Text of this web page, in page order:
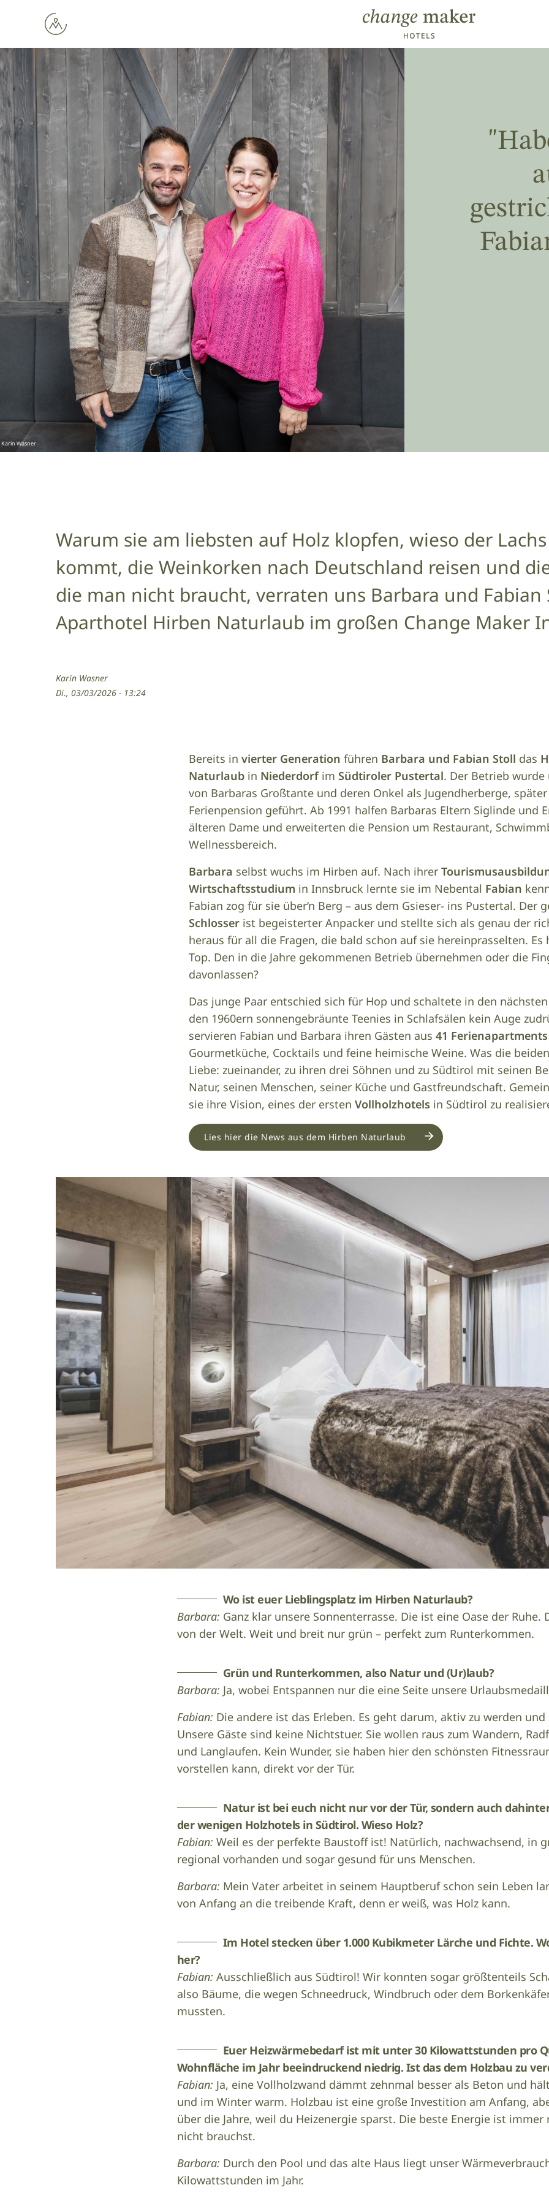
Direkt zum Inhalt
Wasner
Warum sie am liebsten auf Holz klopfen, wieso der
kommt, die Weinkorken nach Deutschland reisen und
die man nicht braucht, verraten uns Barbara und Fabian
Aparthotel Hirben Naturlaub im großen Change Maker
Karin Wasner
Di., 03/03/2026 - 13:24
Bereits in vierter Generation führen Barbara und Fabian Stoll das
Naturlaub in Niederdorfim Südtiroler Pustertal. Der Betrieb
von Barbaras Großtante und deren Onkel als Jugendherberge,
Ferienpension geführt. Ab 1991 halfen Barbaras Eltern Siglinde und
älteren Dame und erweiterten die Pension um Restaurant,
Wellnessbereich.
Barbara selbst wuchs im Hirben auf. Nach ihrer
Wirtschaftsstudium in Innsbruck lernte sie im Nebental Fabian
Fabian zog für sie über‘n Berg – aus dem Gsieser- ins Pustertal. Der
Schlosser ist begeisterter Anpacker und stellte sich als genau der
heraus für all die Fragen, die bald schon auf sie hereinprasselten. Es
Top. Den in die Jahre gekommenen Betrieb übernehmen oder die
davonlassen?
Das junge Paar entschied sich für Hop und schaltete in den
den 1960ern sonnengebräunte Teenies in Schlafsälen kein Auge
servieren Fabian und Barbara ihren Gästen aus 41 Ferienapartments
Gourmetküche, Cocktails und feine heimische Weine. Was die
Liebe: zueinander, zu ihren drei Söhnen und zu Südtirol mit seinen
Natur, seinen Menschen, seiner Küche und Gastfreundschaft.
sie ihre Vision, eines der ersten Vollholzhotels in Südtirol zu
Lies hier die News aus dem Hirben Naturlaub
Wo ist euer Lieblingsplatz im Hirben Naturlaub?
Barbara: Ganz klar unsere Sonnenterrasse. Die ist eine Oase der Ruhe.
von der Welt. Weit und breit nur grün – perfekt zum Runterkommen.
Grün und Runterkommen, also Natur und (Ur)laub?
Barbara: Ja, wobei Entspannen nur die eine Seite unsere
Fabian: Die andere ist das Erleben. Es geht darum, aktiv zu werden
Unsere Gäste sind keine Nichtstuer. Sie wollen raus zum Wandern,
und Langlaufen. Kein Wunder, sie haben hier den schönsten
vorstellen kann, direkt vor der Tür.
Natur ist bei euch nicht nur vor der Tür, sondern auch
der wenigen Holzhotels in Südtirol. Wieso Holz?
Fabian: Weil es der perfekte Baustoff ist! Natürlich, nachwachsend, in
regional vorhanden und sogar gesund für uns Menschen.
Barbara: Mein Vater arbeitet in seinem Hauptberuf schon sein Leben
von Anfang an die treibende Kraft, denn er weiß, was Holz kann.
Im Hotel stecken über 1.000 Kubikmeter Lärche und Fichte.
her?
Fabian: Ausschließlich aus Südtirol! Wir konnten sogar größtenteils
also Bäume, die wegen Schneedruck, Windbruch oder dem
mussten.
Euer Heizwärmebedarf ist mit unter 30 Kilowattstunden pro
Wohnfläche im Jahr beeindruckend niedrig. Ist das dem Holzbau zu
Fabian: Ja, eine Vollholzwand dämmt zehnmal besser als Beton und
und im Winter warm. Holzbau ist eine große Investition am Anfang,
über die Jahre, weil du Heizenergie sparst. Die beste Energie ist immer
nicht brauchst.
Barbara: Durch den Pool und das alte Haus liegt unser
Kilowattstunden im Jahr.